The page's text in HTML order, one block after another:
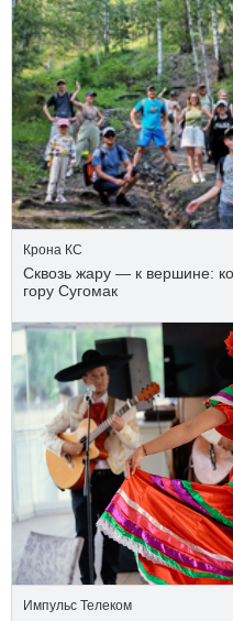
Крона КС
Сквозь жару — к вершине:
гору Сугомак
Импульс Телеком